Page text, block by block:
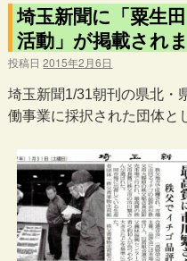
埼玉新聞に「粟生
活動」が掲載されま
投稿日 2015年2月6日
埼玉新聞1/31朝刊の県北・
働事業に採択された団体と